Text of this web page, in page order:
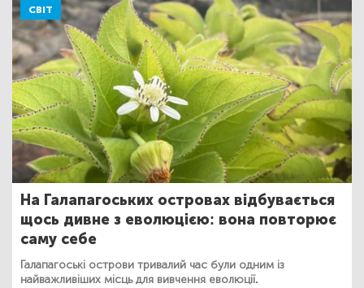
СВІТ
На Галапагоських островах відбувається
щось дивне з еволюцією: вона повторює
саму себе
Галапагоські острови тривалий час були одним із
найважливіших місць для вивчення еволюції.